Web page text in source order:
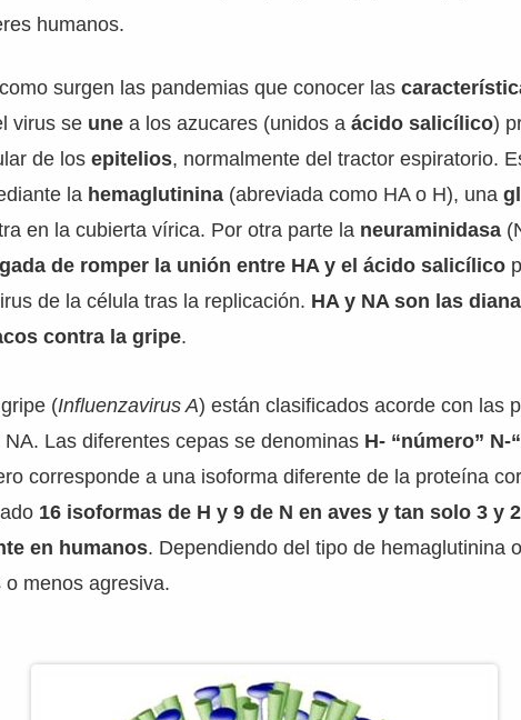
humanos.
surgen las pandemias que conocer las
virus se unea los azucares (unidos aácido salicílico)
de losepitelios, normalmente del tractor espiratorio.
la hemaglutinina (abreviada como HA o H), una
en la cubierta vírica. Por otra parte la neuraminidasa
de romper la unión entre HA y el ácido salicílico
de la célula tras la replicación. HA y NA son las
contra la gripe.
(Influenzavirus A) están clasificados acorde con las
Las diferentes cepas se denominas H- “número” N-
corresponde a una isoforma diferente de la proteína
16 isoformas de H y 9 de N en aves y tan solo 3 y 2
en humanos. Dependiendo del tipo de hemaglutinina
o menos agresiva.